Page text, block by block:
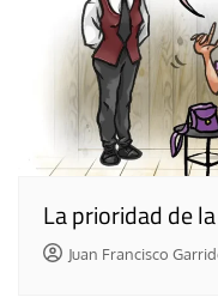
La prioridad de
Juan Francisco